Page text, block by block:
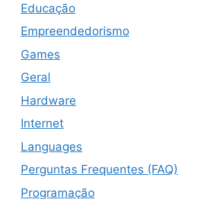
Educação
Empreendedorismo
Games
Geral
Hardware
Internet
Languages
Perguntas Frequentes (FAQ)
Programação